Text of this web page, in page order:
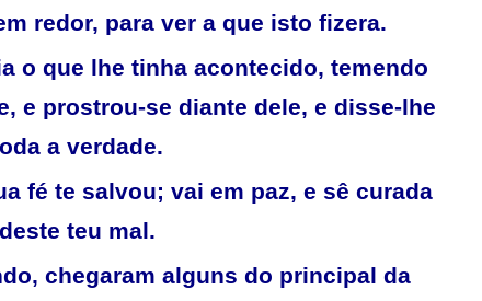
redor, para ver a que isto fizera.
o que lhe tinha acontecido, temendo
e prostrou-se diante dele, e disse-lhe
a verdade.
fé te salvou; vai em paz, e sê curada
deste teu mal.
chegaram alguns do principal da